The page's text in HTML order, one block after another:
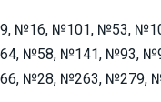
№16, №101, №53,
№58, №141, №93,
№28, №263, №279,